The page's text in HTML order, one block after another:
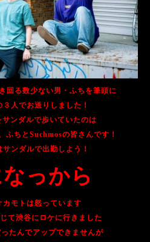
回る数少ない男・ ふちを筆頭に
人でお送りしました！
ンダルで歩いていたのは
ふちとSuchmosの皆さんです！
ンダルで出勤しよう！
っから
カモトは怒っています
て渋谷にロケに行きました
たんでアップできませんが